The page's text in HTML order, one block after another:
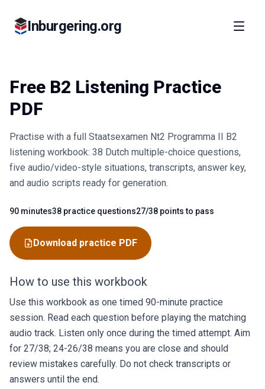
Inburgering.org
Free B2 Listening Practice
PDF
Practise with a full Staatsexamen Nt2 Programma II B2
listening workbook: 38 Dutch multiple-choice questions,
five audio/video-style situations, transcripts, answer key,
and audio scripts ready for generation.
Fact
90 minutes
Fact
38 practice questions
Fact
27/38 points to pass
Download practice PDF
How to use this workbook
Use this workbook as one timed 90-minute practice
session. Read each question before playing the matching
audio track. Listen only once during the timed attempt. Aim
for 27/38; 24-26/38 means you are close and should
review mistakes carefully. Do not check transcripts or
answers until the end.